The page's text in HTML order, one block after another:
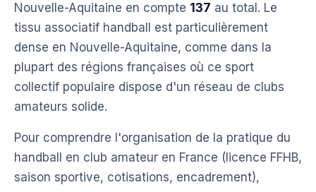
Nouvelle-Aquitaine en compte 137 au total. Le
tissu associatif handball est particulièrement
dense en Nouvelle-Aquitaine, comme dans la
plupart des régions françaises où ce sport
collectif populaire dispose d'un réseau de clubs
amateurs solide.
Pour comprendre l'organisation de la pratique du
handball en club amateur en France (licence FFHB,
saison sportive, cotisations, encadrement),